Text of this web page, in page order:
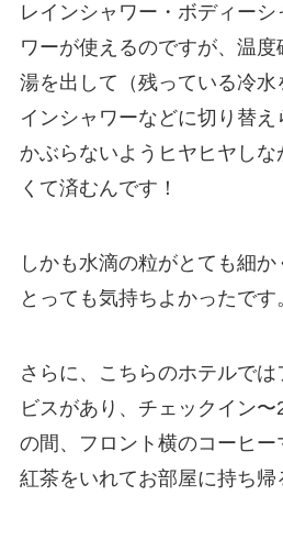
レインシャワー・ボディー
ワーが使えるのですが、温
湯を出して（残っている冷水
インシャワーなどに切り替
かぶらないようヒヤヒヤし
くて済むんです！
しかも水滴の粒がとても細か
とっても気持ちよかったです
さらに、こちらのホテルで
ビスがあり、チェックイン
の間、フロント横のコーヒ
紅茶をいれてお部屋に持ち帰